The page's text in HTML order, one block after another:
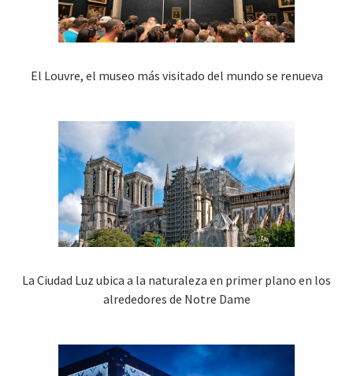
El Louvre, el museo más visitado del mundo se renueva
La Ciudad Luz ubica a la naturaleza en primer plano en los
alrededores de Notre Dame